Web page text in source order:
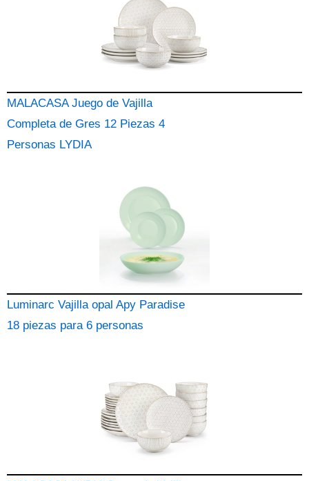
MALACASA Juego de Vajilla
Completa de Gres 12 Piezas 4
Personas LYDIA
Luminarc Vajilla opal Apy Paradise
18 piezas para 6 personas